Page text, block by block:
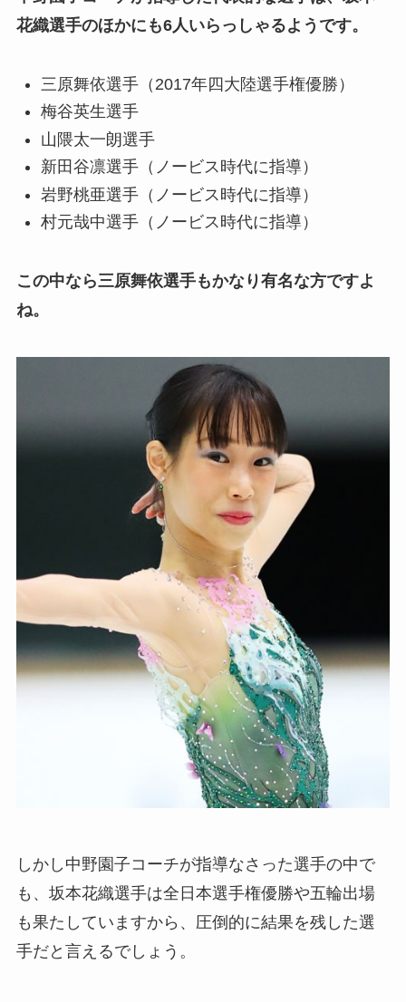
花織選手のほかにも6人いらっしゃるようです。
三原舞依選手（2017年四大陸選手権優勝）
梅谷英生選手
山隈太一朗選手
新田谷凛選手（ノービス時代に指導）
岩野桃亜選手（ノービス時代に指導）
村元哉中選手（ノービス時代に指導）
この中なら三原舞依選手もかなり有名な方ですよ
ね。
しかし中野園子コーチが指導なさった選手の中で
も、坂本花織選手は全日本選手権優勝や五輪出場
も果たしていますから、圧倒的に結果を残した選
手だと言えるでしょう。